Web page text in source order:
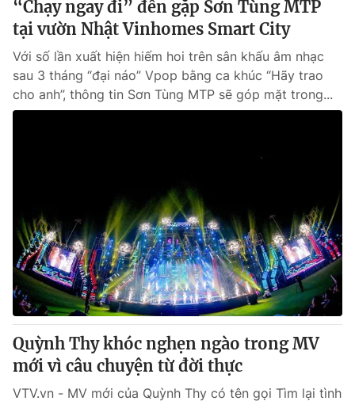
“Chạy ngay đi” đến gặp Sơn Tùng MTP
tại vườn Nhật Vinhomes Smart City
Với số lần xuất hiện hiếm hoi trên sân khấu âm nhạc
sau 3 tháng “đại náo” Vpop bằng ca khúc “Hãy trao
cho anh”, thông tin Sơn Tùng MTP sẽ góp mặt trong...
Quỳnh Thy khóc nghẹn ngào trong MV
mới vì câu chuyện từ đời thực
VTV.vn - MV mới của Quỳnh Thy có tên gọi Tìm lại tình